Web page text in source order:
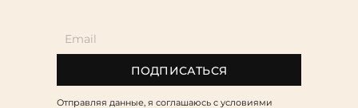
ПОДПИСАТЬСЯ
Отправляя данные, я соглашаюсь c условиями